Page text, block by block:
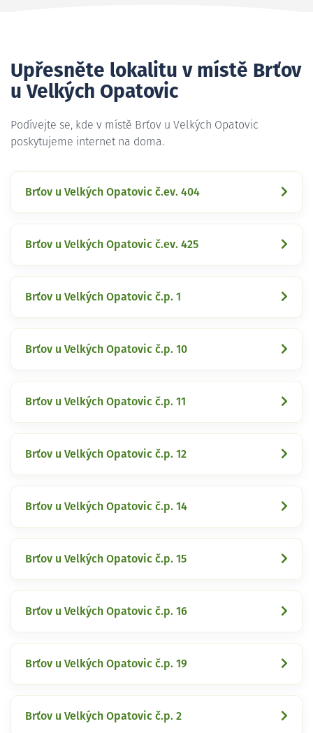
Upřesněte lokalitu v místě Brťov
u Velkých Opatovic
Podívejte se, kde v místě Brťov u Velkých Opatovic
poskytujeme internet na doma.
Brťov u Velkých Opatovic č.ev. 404
Brťov u Velkých Opatovic č.ev. 425
Brťov u Velkých Opatovic č.p. 1
Brťov u Velkých Opatovic č.p. 10
Brťov u Velkých Opatovic č.p. 11
Brťov u Velkých Opatovic č.p. 12
Brťov u Velkých Opatovic č.p. 14
Brťov u Velkých Opatovic č.p. 15
Brťov u Velkých Opatovic č.p. 16
Brťov u Velkých Opatovic č.p. 19
Brťov u Velkých Opatovic č.p. 2